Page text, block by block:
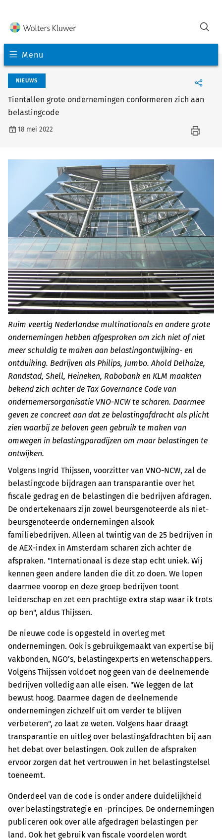
Menu
NIEUWS
Tientallen grote ondernemingen conformeren zich aan
belastingcode
18 mei 2022
Ruim veertig Nederlandse multinationals en andere grote
ondernemingen hebben afgesproken om zich niet of niet
meer schuldig te maken aan belastingontwijking- en
ontduiking. Bedrijven als Philips, Jumbo. Ahold Delhaize,
Randstad, Shell, Heineken, Rabobank en KLM maakten
bekend zich achter de Tax Governance Code van
ondernemersorganisatie VNO-NCW te scharen. Daarmee
geven ze concreet aan dat ze belastingafdracht als plicht
zien waarbij ze beloven geen gebruik te maken van
omwegen in belastingparadijzen om maar belastingen te
ontwijken.
Volgens Ingrid Thijssen, voorzitter van VNO-NCW, zal de
belastingcode bijdragen aan transparantie over het
fiscale gedrag en de belastingen die bedrijven afdragen.
De ondertekenaars zijn zowel beursgenoteerde als niet-
beursgenoteerde ondernemingen alsook
familiebedrijven. Alleen al twintig van de 25 bedrijven in
de AEX-index in Amsterdam scharen zich achter de
afspraken. "Internationaal is deze stap echt uniek. Wij
kennen geen andere landen die dit zo doen. We lopen
daarmee voorop en deze groep bedrijven toont
leiderschap en zet een prachtige extra stap waar ik trots
op ben", aldus Thijssen.
De nieuwe code is opgesteld in overleg met
ondernemingen. Ook is gebruikgemaakt van expertise bij
vakbonden, NGO’s, belastingexperts en wetenschappers.
Volgens Thijssen voldoet nog geen van de deelnemende
bedrijven volledig aan alle eisen. "We leggen de lat
bewust hoog. Daarmee dagen de deelnemende
ondernemingen zichzelf uit om verder te blijven
verbeteren", zo laat ze weten. Volgens haar draagt
transparantie en uitleg over belastingafdrachten bij aan
het debat over belastingen. Ook zullen de afspraken
ervoor zorgen dat het vertrouwen in het belastingstelsel
toeneemt.
Onderdeel van de code is onder andere duidelijkheid
over belastingstrategie en -principes. De ondernemingen
publiceren ook over alle afgedragen belastingen per
land. Ook het gebruik van fiscale voordelen wordt